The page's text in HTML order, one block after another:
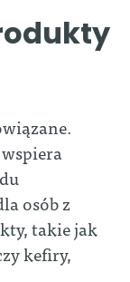
osób z
takie jak
kefiry,